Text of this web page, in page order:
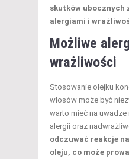
skutków ubocznych
alergiami i
Możliwe
wrażliwości
Stosowanie olejku
włosów może być
warto mieć na
alergii oraz
odczuwać reakcje
oleju, co może